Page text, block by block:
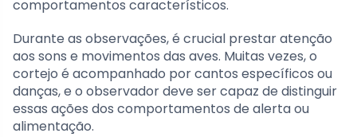
comportamentos característicos.
Durante as observações, é crucial prestar atenção
aos sons e movimentos das aves. Muitas vezes, o
cortejo é acompanhado por cantos específicos ou
danças, e o observador deve ser capaz de distinguir
essas ações dos comportamentos de alerta ou
alimentação.